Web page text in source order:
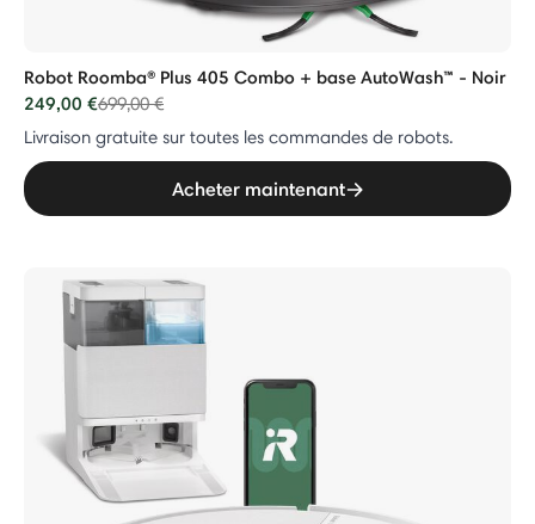
Robot Roomba® Plus 405 Combo + base AutoWash™ - Noir
249,00 €Price reduced from
699,00 €to
Livraison gratuite sur toutes les commandes de robots.
Acheter maintenant